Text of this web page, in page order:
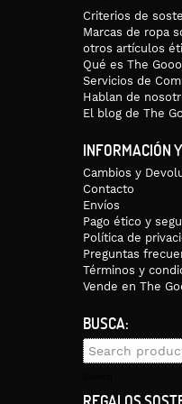
Criterios de
Marcas de ropa
otros artículos
Qué es The
Servicios de
Hablan de
El blog de The
INFORMACIÓN
Cambios y
Contacto
Envíos
Pago ético y
Política de
Preguntas
Términos y
Vende en The
BUSCA:
Search